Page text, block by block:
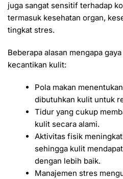
juga sangat sensitif terhadap
termasuk kesehatan organ,
tingkat stres.
Beberapa alasan mengapa
kecantikan kulit:
Pola makan
dibutuhkan kulit untuk
Tidur yang cukup
kulit secara alami.
Aktivitas fisik
sehingga kulit
dengan lebih baik.
Manajemen stres